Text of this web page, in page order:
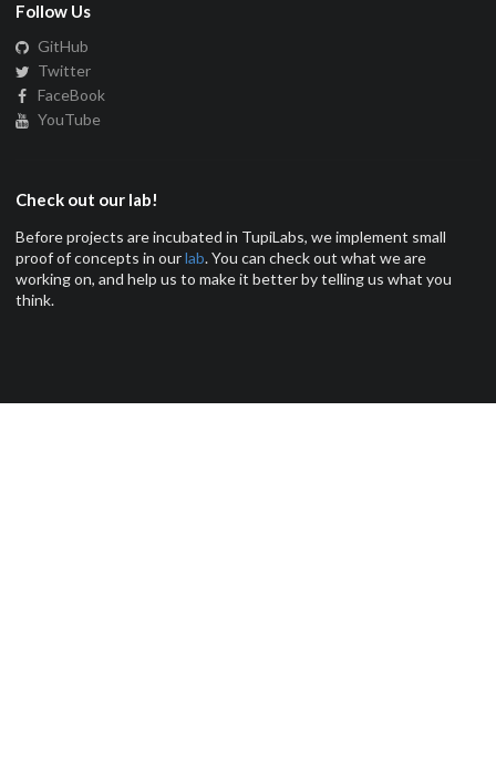
Follow Us
GitHub
Twitter
FaceBook
YouTube
Check out our lab!
Before projects are incubated in TupiLabs, we implement small
proof of concepts in ourlab. You can check out what we are
working on, and help us to make it better by telling us what you
think.